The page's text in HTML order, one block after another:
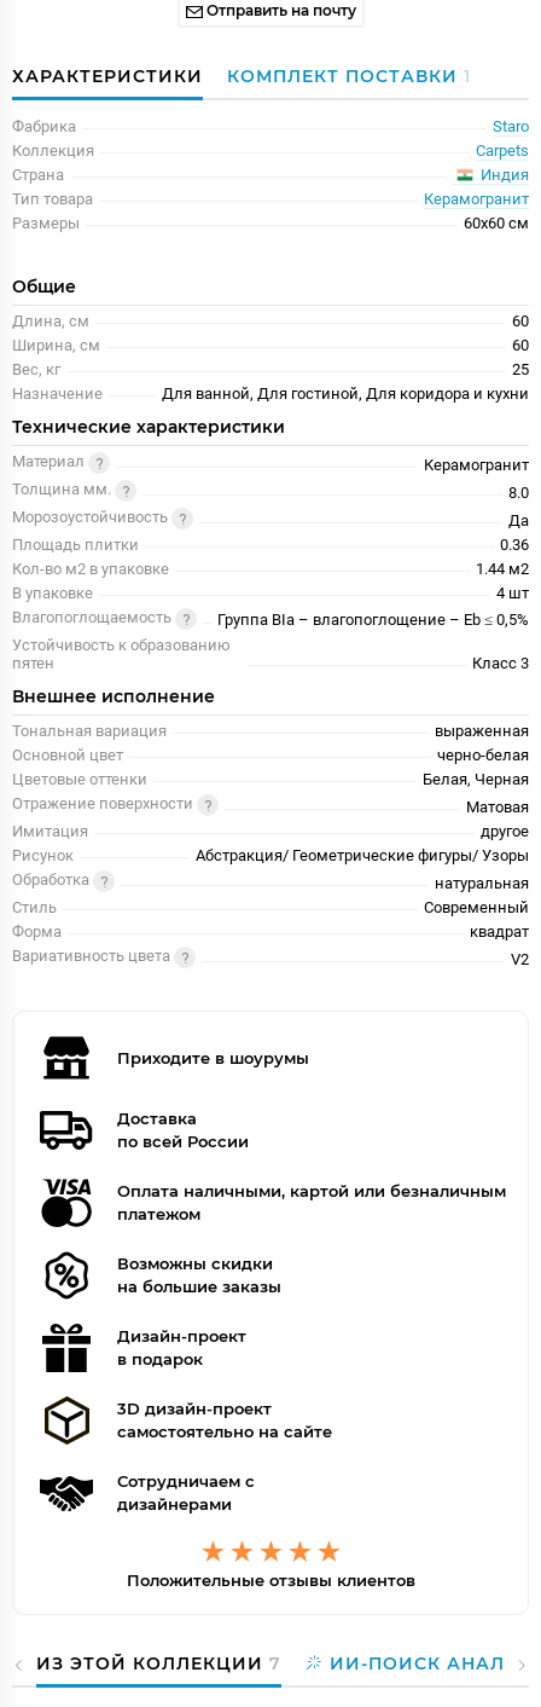
Отправить на почту
ХАРАКТЕРИСТИКИ КОМПЛЕКТ ПОСТАВКИ 1
Фабрика
Staro
Коллекция
Carpets
Страна
Индия
Тип товара
Керамогранит
Размеры
60x60 см
Общие
Длина, см
60
Ширина, см
60
Вес, кг
25
Назначение
Для ванной, Для гостиной, Для коридора и кухни
Технические характеристики
Материал
Керамогранит
Толщина мм.
8.0
Морозоустойчивость
Да
Площадь плитки
0.36
Кол-во м2 в упаковке
1.44 м2
В упаковке
4 шт
Влагопоглощаемость
Группа BIa – влагопоглощение – Eb ≤ 0,5%
Устойчивость к образованию
пятен
Класс 3
Внешнее исполнение
Тональная вариация
выраженная
Основной цвет
черно-белая
Цветовые оттенки
Белая, Черная
Отражение поверхности
Матовая
Имитация
другое
Рисунок
Абстракция/ Геометрические фигуры/ Узоры
Обработка
натуральная
Стиль
Современный
Форма
квадрат
Вариативность цвета
V2
Приходите в шоурумы
Доставка
по всей России
Оплата наличными, картой или безналичным
платежом
Возможны скидки
на большие заказы
Дизайн-проект
в подарок
3D дизайн-проект
самостоятельно на сайте
Сотрудничаем с
дизайнерами
Положительные отзывы клиентов
ИЗ ЭТОЙ КОЛЛЕКЦИИ 7 ИИ-ПОИСК